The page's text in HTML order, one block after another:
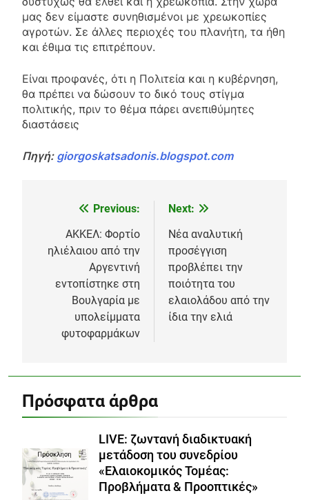
μας δεν είμαστε συνηθισμένοι με χρεωκοπίες
αγροτών. Σε άλλες περιοχές του πλανήτη, τα ήθη
και έθιμα τις επιτρέπουν.
Είναι προφανές, ότι η Πολιτεία και η κυβέρνηση,
θα πρέπει να δώσουν το δικό τους στίγμα
πολιτικής, πριν το θέμα πάρει ανεπιθύμητες
διαστάσεις
Πηγή: giorgoskatsadonis.blogspot.com
Πλοήγηση
άρθρων
Previous:
ΑΚΚΕΛ: Φορτίο
ηλιέλαιου από την
Αργεντινή
εντοπίστηκε στη
Βουλγαρία με
υπολείμματα
φυτοφαρμάκων
Next:
Νέα αναλυτική
προσέγγιση
προβλέπει την
ποιότητα του
ελαιολάδου από την
ίδια την ελιά
Πρόσφατα άρθρα
LIVE: ζωντανή διαδικτυακή
μετάδοση του συνεδρίου
«Ελαιοκομικός Τομέας:
Προβλήματα & Προοπτικές»